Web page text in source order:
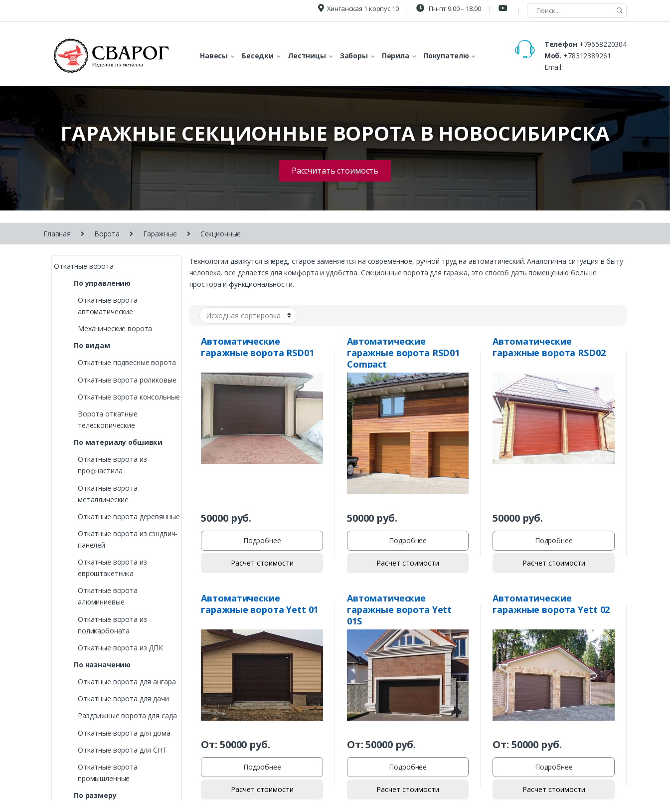
Хинганская 1 корпус 10 Пн-пт 9.00 – 18.00
Навесы Беседки Лестницы Заборы Перила Покупателю
Телефон +79658220304
Моб. +78312389261
Email:
ГАРАЖНЫЕ СЕКЦИОННЫЕ ВОРОТА В НОВОСИБИРСКА
Рассчитать стоимость
Главная Ворота Гаражные Секционные
Технологии движутся вперед, старое заменяется на современное, ручной труд на автоматический. Аналогична ситуация в быту
человека, все делается для комфорта и удобства. Секционные ворота для гаража, это способ дать помещению больше
простора и функциональности.
Автоматические
гаражные ворота RSD01
50000руб.
Подробнее
Расчет стоимости
Автоматические
гаражные ворота RSD01
Compact
50000 руб.
Подробнее
Расчет стоимости
Автоматические
гаражные ворота RSD02
50000руб.
Подробнее
Расчет стоимости
Автоматические
гаражные ворота Yett 01
От: 50000 руб.
Подробнее
Расчет стоимости
Автоматические
гаражные ворота Yett
01S
От:50000руб.
Подробнее
Расчет стоимости
Автоматические
гаражные ворота Yett 02
От: 50000 руб.
Подробнее
Расчет стоимости
Откатные ворота
По управлению
Откатные ворота
автоматические
Механические ворота
По видам
Откатные подвесные ворота
Откатные ворота роликовые
Откатные ворота консольные
Ворота откатные
телескопические
По материалу обшивки
Откатные ворота из
профнастила
Откатные ворота
металлические
Откатные ворота деревянные
Откатные ворота из сэндвич-
панелей
Откатные ворота из
евроштакетника
Откатные ворота
алюминиевые
Откатные ворота из
поликарбоната
Откатные ворота из ДПК
По назначению
Откатные ворота для ангара
Откатные ворота для дачи
Раздвижные ворота для сада
Откатные ворота для дома
Откатные ворота для СНТ
Откатные ворота
промышленные
По размеру